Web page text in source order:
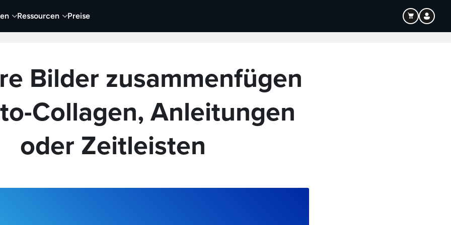
Ressourcen Preise
Video Visueller Content
Bilder zusammenfügen
Collagen, Anleitungen
oder Zeitleisten